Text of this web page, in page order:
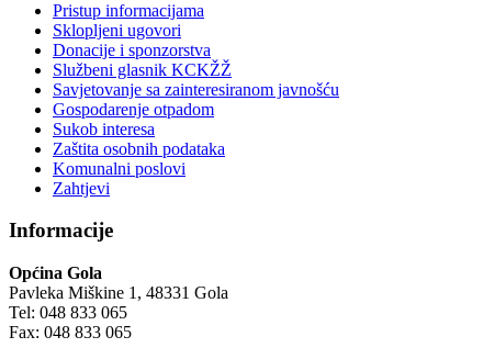
Pristup informacijama
Sklopljeni ugovori
Donacije i sponzorstva
Službeni glasnik KCKŽŽ
Savjetovanje sa zainteresiranom javnošću
Gospodarenje otpadom
Sukob interesa
Zaštita osobnih podataka
Komunalni poslovi
Zahtjevi
Informacije
Općina Gola
Pavleka Miškine 1, 48331 Gola
Tel: 048 833 065
Fax: 048 833 065